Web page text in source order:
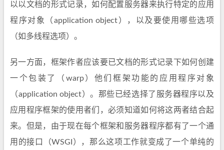
以以文档的形式记录，如何配置服务器来执行特定的应用
程序对象（application object），以及要使用哪些选项
（如多线程选项）。
另一方面，框架作者应该要已文档的形式记录下如何创建
一个包装了（warp）他们框架功能的应用程序对象
（application object）。那些已经选择了服务器程序以及
应用程序框架的使用者们，必须知道如何将这两者结合起
来。但是，由于现在每个框架和服务器程序都有了一个通
用的接口（WSGI），那么这项工作就变成了一个单纯的